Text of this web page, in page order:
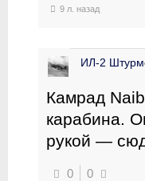
9 л. назад
ИЛ-2
Камрад
карабина.
рукой —
0 0